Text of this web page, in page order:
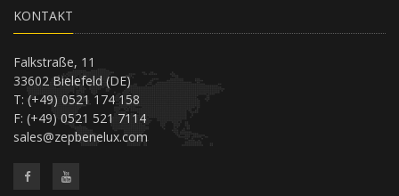
KONTAKT
Falkstraße, 11
33602 Bielefeld (DE)
T: (+49) 0521 174 158
F: (+49) 0521 521 7114
sales@zepbenelux.com